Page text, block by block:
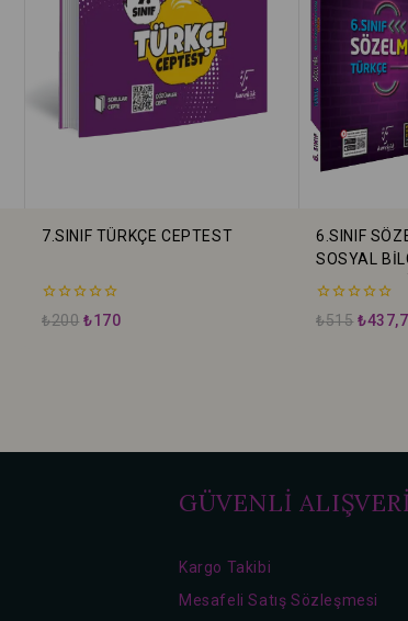
7.SINIF TÜRKÇE CEPTEST
5
₺200 ₺170
6.SINIF
SOSYAL
5
₺515 ₺
GÜVENLİ
Kargo Takibi
Mesafeli Satış Sözleşmesi